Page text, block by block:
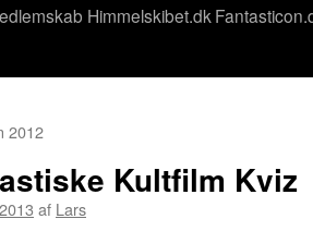
Himmelskibet.dk
2012
Kultfilm Kviz
af Lars